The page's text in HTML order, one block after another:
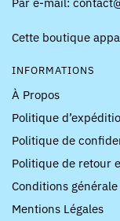
Cette boutique
INFORMATIONS
À Propos
Politique
Politique de
Politique de retour
Conditions
Mentions Légales